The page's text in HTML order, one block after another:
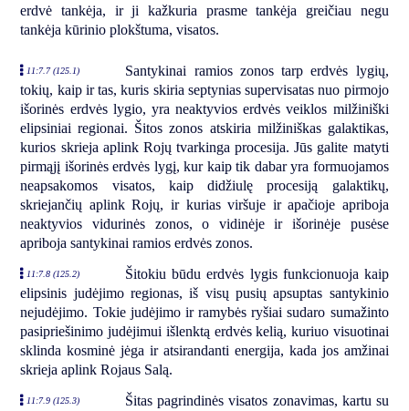
erdvė tankėja, ir ji kažkuria prasme tankėja greičiau negu
tankėja kūrinio plokštuma, visatos.
11:7.7 (125.1)
Santykinai ramios zonos tarp erdvės lygių,
tokių, kaip ir tas, kuris skiria septynias supervisatas nuo pirmojo
išorinės erdvės lygio, yra neaktyvios erdvės veiklos milžiniški
elipsiniai regionai. Šitos zonos atskiria milžiniškas galaktikas,
kurios skrieja aplink Rojų tvarkinga procesija. Jūs galite matyti
pirmąjį išorinės erdvės lygį, kur kaip tik dabar yra formuojamos
neapsakomos visatos, kaip didžiulę procesiją galaktikų,
skriejančių aplink Rojų, ir kurias viršuje ir apačioje apriboja
neaktyvios vidurinės zonos, o vidinėje ir išorinėje pusėse
apriboja santykinai ramios erdvės zonos.
11:7.8 (125.2)
Šitokiu būdu erdvės lygis funkcionuoja kaip
elipsinis judėjimo regionas, iš visų pusių apsuptas santykinio
nejudėjimo. Tokie judėjimo ir ramybės ryšiai sudaro sumažinto
pasipriešinimo judėjimui išlenktą erdvės kelią, kuriuo visuotinai
sklinda kosminė jėga ir atsirandanti energija, kada jos amžinai
skrieja aplink Rojaus Salą.
11:7.9 (125.3)
Šitas pagrindinės visatos zonavimas, kartu su